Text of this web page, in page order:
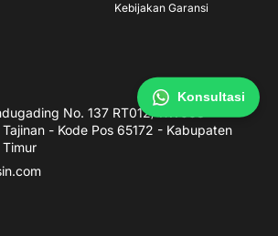
Kebijakan Garansi
No. 137 RT012/ RW003
- Kode Pos 65172 - Kabupaten
Konsultasi